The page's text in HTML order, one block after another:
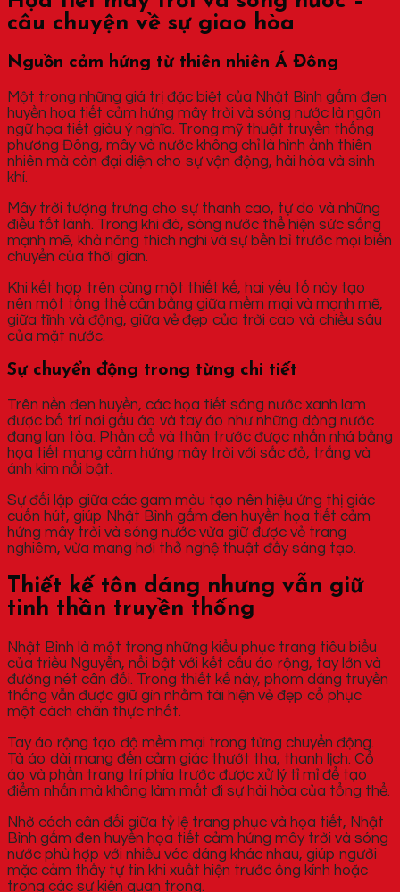
câu chuyện về sự giao hòa
Nguồn cảm hứng từ thiên nhiên Á Đông
Một trong những giá trị đặc biệt của Nhật Bình gấm đen
huyền họa tiết cảm hứng mây trời và sóng nước là ngôn
ngữ họa tiết giàu ý nghĩa. Trong mỹ thuật truyền thống
phương Đông, mây và nước không chỉ là hình ảnh thiên
nhiên mà còn đại diện cho sự vận động, hài hòa và sinh
khí.
Mây trời tượng trưng cho sự thanh cao, tự do và những
điều tốt lành. Trong khi đó, sóng nước thể hiện sức sống
mạnh mẽ, khả năng thích nghi và sự bền bỉ trước mọi biến
chuyển của thời gian.
Khi kết hợp trên cùng một thiết kế, hai yếu tố này tạo
nên một tổng thể cân bằng giữa mềm mại và mạnh mẽ,
giữa tĩnh và động, giữa vẻ đẹp của trời cao và chiều sâu
của mặt nước.
Sự chuyển động trong từng chi tiết
Trên nền đen huyền, các họa tiết sóng nước xanh lam
được bố trí nơi gấu áo và tay áo như những dòng nước
đang lan tỏa. Phần cổ và thân trước được nhấn nhá bằng
họa tiết mang cảm hứng mây trời với sắc đỏ, trắng và
ánh kim nổi bật.
Sự đối lập giữa các gam màu tạo nên hiệu ứng thị giác
cuốn hút, giúp Nhật Bình gấm đen huyền họa tiết cảm
hứng mây trời và sóng nước vừa giữ được vẻ trang
nghiêm, vừa mang hơi thở nghệ thuật đầy sáng tạo.
Thiết kế tôn dáng nhưng vẫn giữ
tinh thần truyền thống
Nhật Bình là một trong những kiểu phục trang tiêu biểu
của triều Nguyễn, nổi bật với kết cấu áo rộng, tay lớn và
đường nét cân đối. Trong thiết kế này, phom dáng truyền
thống vẫn được giữ gìn nhằm tái hiện vẻ đẹp cổ phục
một cách chân thực nhất.
Tay áo rộng tạo độ mềm mại trong từng chuyển động.
Tà áo dài mang đến cảm giác thướt tha, thanh lịch. Cổ
áo và phần trang trí phía trước được xử lý tỉ mỉ để tạo
điểm nhấn mà không làm mất đi sự hài hòa của tổng thể.
Nhờ cách cân đối giữa tỷ lệ trang phục và họa tiết, Nhật
Bình gấm đen huyền họa tiết cảm hứng mây trời và sóng
nước phù hợp với nhiều vóc dáng khác nhau, giúp người
mặc cảm thấy tự tin khi xuất hiện trước ống kính hoặc
trong các sự kiện quan trọng.